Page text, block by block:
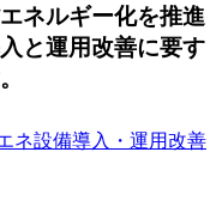
ネルギー化を推進
と運用改善に要す
ネ設備導入・運用改善